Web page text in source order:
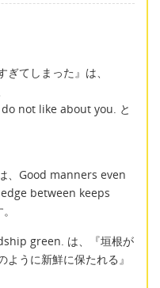
ぎてしまった』は、
not like about you. と
、Good manners even
between keeps
green. は、『垣根が
うに新鮮に保たれる』